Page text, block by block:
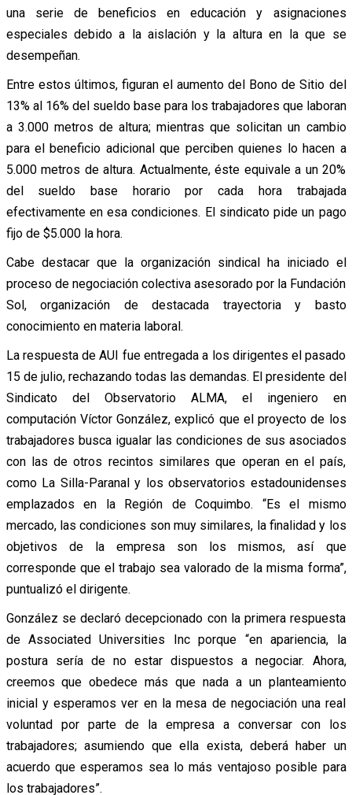
una serie de beneficios en educación y asignaciones
especiales debido a la aislación y la altura en la que se
desempeñan.
Entre estos últimos, figuran el aumento del Bono de Sitio del
13% al 16% del sueldo base para los trabajadores que laboran
a 3.000 metros de altura; mientras que solicitan un cambio
para el beneficio adicional que perciben quienes lo hacen a
5.000 metros de altura. Actualmente, éste equivale a un 20%
del sueldo base horario por cada hora trabajada
efectivamente en esa condiciones. El sindicato pide un pago
fijo de $5.000 la hora.
Cabe destacar que la organización sindical ha iniciado el
proceso de negociación colectiva asesorado por la Fundación
Sol, organización de destacada trayectoria y basto
conocimiento en materia laboral.
La respuesta de AUI fue entregada a los dirigentes el pasado
15 de julio, rechazando todas las demandas. El presidente del
Sindicato del Observatorio ALMA, el ingeniero en
computación Víctor González, explicó que el proyecto de los
trabajadores busca igualar las condiciones de sus asociados
con las de otros recintos similares que operan en el país,
como La Silla-Paranal y los observatorios estadounidenses
emplazados en la Región de Coquimbo. “Es el mismo
mercado, las condiciones son muy similares, la finalidad y los
objetivos de la empresa son los mismos, así que
corresponde que el trabajo sea valorado de la misma forma”,
puntualizó el dirigente.
González se declaró decepcionado con la primera respuesta
de Associated Universities Inc porque “en apariencia, la
postura sería de no estar dispuestos a negociar. Ahora,
creemos que obedece más que nada a un planteamiento
inicial y esperamos ver en la mesa de negociación una real
voluntad por parte de la empresa a conversar con los
trabajadores; asumiendo que ella exista, deberá haber un
acuerdo que esperamos sea lo más ventajoso posible para
los trabajadores”.